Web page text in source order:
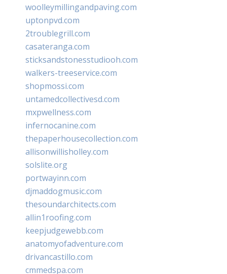
woolleymillingandpaving.com
uptonpvd.com
2troublegrill.com
casateranga.com
sticksandstonesstudiooh.com
walkers-treeservice.com
shopmossi.com
untamedcollectivesd.com
mxpwellness.com
infernocanine.com
thepaperhousecollection.com
allisonwillisholley.com
solslite.org
portwayinn.com
djmaddogmusic.com
thesoundarchitects.com
allin1roofing.com
keepjudgewebb.com
anatomyofadventure.com
drivancastillo.com
cmmedspa.com